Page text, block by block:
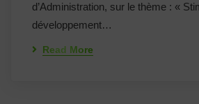
d’Administration, sur le thème : «
développement…
Read More